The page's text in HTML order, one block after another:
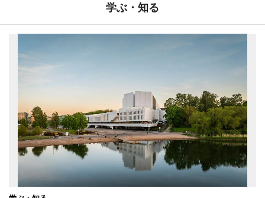
学ぶ・知る